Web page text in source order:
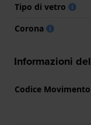
Tipo di vetro
Corona
Informazioni
Codice Movimento